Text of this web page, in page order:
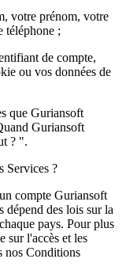
votre prénom, votre
téléphone ;
de compte,
ou vos données de
que Guriansoft
Guriansoft
? ".
Services ?
compte Guriansoft
dépend des lois sur la
pays. Pour plus
sur l'accès et les
nos Conditions